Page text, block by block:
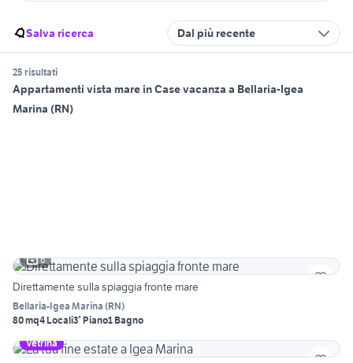
Salva ricerca Dal più recente
25 risultati
Appartamenti vista mare in Case vacanza a Bellaria-Igea
Marina (RN)
6
Direttamente sulla spiaggia fronte mare
Bellaria-Igea Marina (RN)
80 mq4 Locali3° Piano1 Bagno
Vetrina